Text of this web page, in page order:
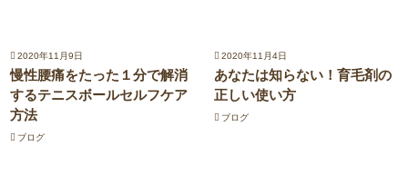
2020年11月9日
慢性腰痛をたった１分で解消
するテニスボールセルフケア
方法
ブログ
2020年11月4日
あなたは知らない！育毛剤の
正しい使い方
ブログ